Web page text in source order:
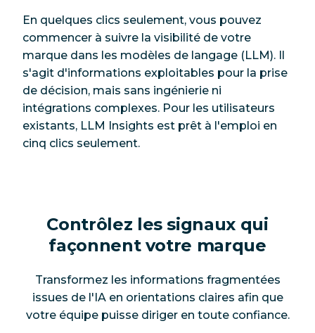
En quelques clics seulement, vous pouvez
commencer à suivre la visibilité de votre
marque dans les modèles de langage (LLM). Il
s'agit d'informations exploitables pour la prise
de décision, mais sans ingénierie ni
intégrations complexes. Pour les utilisateurs
existants, LLM Insights est prêt à l'emploi en
cinq clics seulement.
Contrôlez les signaux qui
façonnent votre marque
Transformez les informations fragmentées
issues de l'IA en orientations claires afin que
votre équipe puisse diriger en toute confiance.